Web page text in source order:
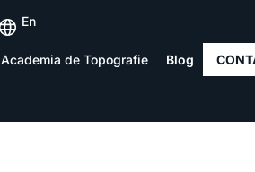
En
Academia de Topografie Blog